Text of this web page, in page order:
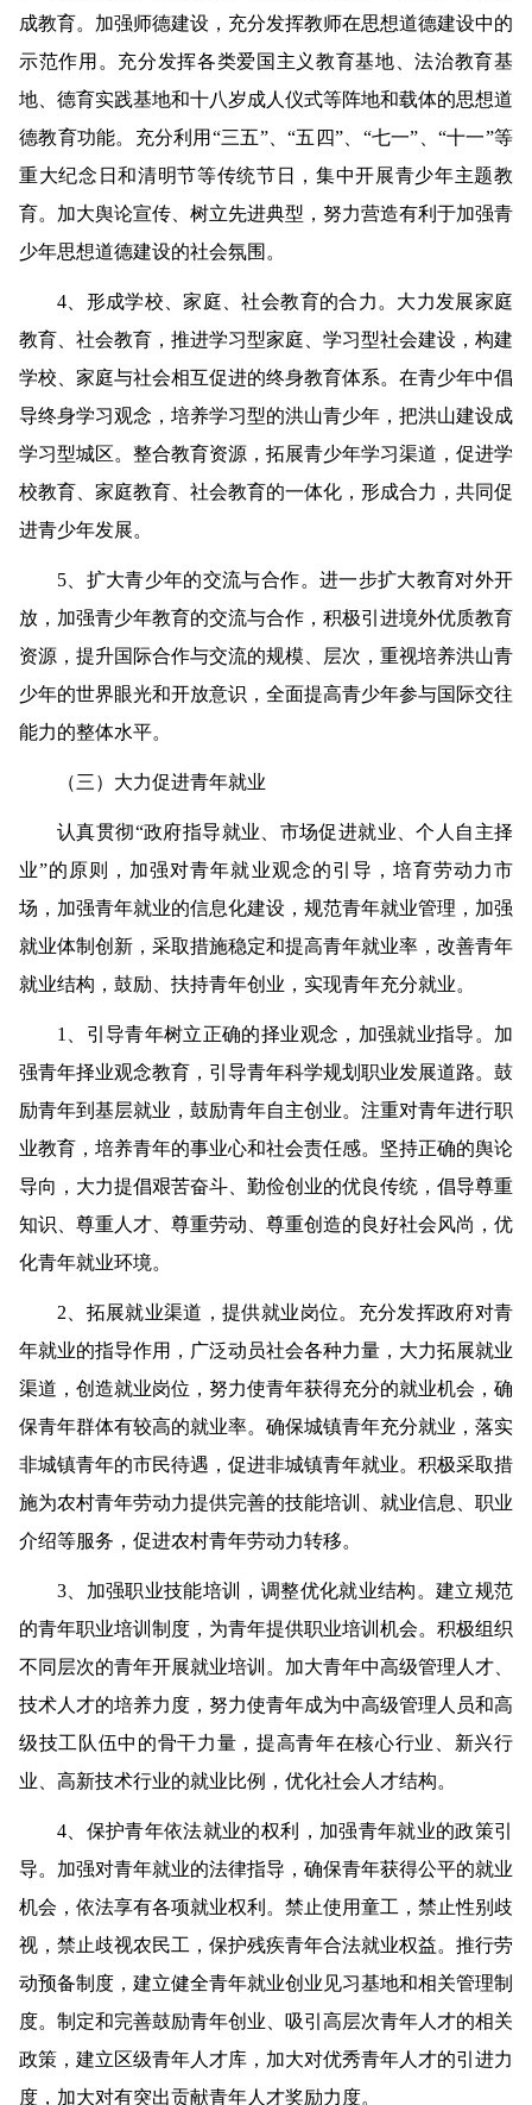
成教育。加强师德建设，充分发挥教师在思想道德建设中的
示范作用。充分发挥各类爱国主义教育基地、法治教育基
地、德育实践基地和十八岁成人仪式等阵地和载体的思想道
德教育功能。充分利用“三五”、“五四”、“七一”、“十一”等
重大纪念日和清明节等传统节日，集中开展青少年主题教
育。加大舆论宣传、树立先进典型，努力营造有利于加强青
少年思想道德建设的社会氛围。
4 、形成学校、家庭、社会教育的合力。 大力发展家庭
教育、社会教育，推进学习型家庭、学习型社会建设，构建
学校、家庭与社会相互促进的终身教育体系。在青少年中倡
导终身学习观念，培养学习型的洪山青少年，把洪山建设成
学习型城区。整合教育资源，拓展青少年学习渠道，促进学
校教育、家庭教育、社会教育的一体化，形成合力，共同促
进青少年发展。
5 、扩大青少年的交流与合作。 进一步扩大教育对外开
放，加强青少年教育的交流与合作，积极引进境外优质教育
资源，提升国际合作与交流的规模、层次，重视培养洪山青
少年的世界眼光和开放意识，全面提高青少年参与国际交往
能力的整体水平。
（三）大力促进青年就业
认真贯彻“政府指导就业、市场促进就业、个人自主择
业”的原则，加强对青年就业观念的引导，培育劳动力市
场，加强青年就业的信息化建设，规范青年就业管理，加强
就业体制创新，采取措施稳定和提高青年就业率，改善青年
就业结构，鼓励、扶持青年创业，实现青年充分就业。
1 、引导青年树立正确的择业观念，加强就业指导。 加
强青年择业观念教育，引导青年科学规划职业发展道路。鼓
励青年到基层就业，鼓励青年自主创业。注重对青年进行职
业教育，培养青年的事业心和社会责任感。坚持正确的舆论
导向，大力提倡艰苦奋斗、勤俭创业的优良传统，倡导尊重
知识、尊重人才、尊重劳动、尊重创造的良好社会风尚，优
化青年就业环境。
2 、拓展就业渠道，提供就业岗位。 充分发挥政府对青
年就业的指导作用，广泛动员社会各种力量，大力拓展就业
渠道，创造就业岗位，努力使青年获得充分的就业机会，确
保青年群体有较高的就业率。确保城镇青年充分就业，落实
非城镇青年的市民待遇，促进非城镇青年就业。积极采取措
施为农村青年劳动力提供完善的技能培训、就业信息、职业
介绍等服务，促进农村青年劳动力转移。
3 、加强职业技能培训，调整优化就业结构。 建立规范
的青年职业培训制度，为青年提供职业培训机会。积极组织
不同层次的青年开展就业培训。加大青年中高级管理人才、
技术人才的培养力度，努力使青年成为中高级管理人员和高
级技工队伍中的骨干力量，提高青年在核心行业、新兴行
业、高新技术行业的就业比例，优化社会人才结构。
4 、保护青年依法就业的权利，加强青年就业的政策引
导。 加强对青年就业的法律指导，确保青年获得公平的就业
机会，依法享有各项就业权利。禁止使用童工，禁止性别歧
视，禁止歧视农民工，保护残疾青年合法就业权益。推行劳
动预备制度，建立健全青年就业创业见习基地和相关管理制
度。制定和完善鼓励青年创业、吸引高层次青年人才的相关
政策，建立区级青年人才库，加大对优秀青年人才的引进力
度，加大对有突出贡献青年人才奖励力度。